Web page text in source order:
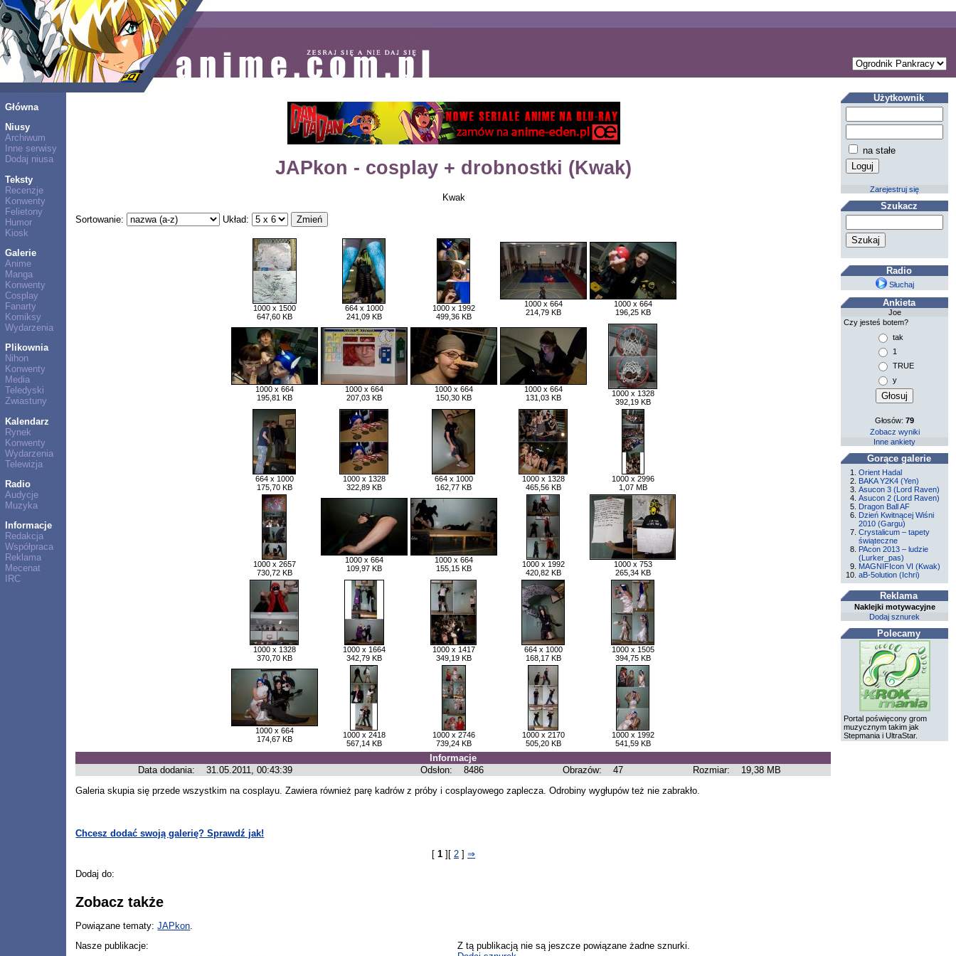
Główna
Niusy
Archiwum
Inne serwisy
Dodaj niusa
Teksty
Recenzje
Konwenty
Felietony
Humor
Kiosk
Galerie
Anime
Manga
Konwenty
Cosplay
Fanarty
Komiksy
Wydarzenia
Plikownia
Nihon
Konwenty
Media
Teledyski
Zwiastuny
Kalendarz
Rynek
Konwenty
Wydarzenia
Telewizja
Radio
Audycje
Muzyka
Informacje
Redakcja
Współpraca
Reklama
Mecenat
IRC
JAPkon - cosplay + drobnostki (Kwak)
Kwak
Sortowanie: Układ:
1000 x 1500
647,60 KB
664 x 1000
241,09 KB
1000 x 1992
499,36 KB
1000 x 664
214,79 KB
1000 x 664
196,25 KB
1000 x 664
195,81 KB
1000 x 664
207,03 KB
1000 x 664
150,30 KB
1000 x 664
131,03 KB
1000 x 1328
392,19 KB
664 x 1000
175,70 KB
1000 x 1328
322,89 KB
664 x 1000
162,77 KB
1000 x 1328
465,56 KB
1000 x 2996
1,07 MB
1000 x 2657
730,72 KB
1000 x 664
109,97 KB
1000 x 664
155,15 KB
1000 x 1992
420,82 KB
1000 x 753
265,34 KB
1000 x 1328
370,70 KB
1000 x 1664
342,79 KB
1000 x 1417
349,19 KB
664 x 1000
168,17 KB
1000 x 1505
394,75 KB
1000 x 664
174,67 KB
1000 x 2418
567,14 KB
1000 x 2746
739,24 KB
1000 x 2170
505,20 KB
1000 x 1992
541,59 KB
Informacje
Data dodania:
31.05.2011, 00:43:39 Odsłon: 8486 Obrazów: 47 Rozmiar:
19,38 MB
Galeria skupia się przede wszystkim na cosplayu. Zawiera również parę kadrów z próby i cosplayowego zaplecza. Odrobiny wygłupów też nie zabrakło.
Chcesz dodać swoją galerię? Sprawdź jak!
[ 1 ][ 2 ] ⇒
Dodaj do:
Zobacz także
Powiązane tematy:JAPkon
Nasze publikacje:
Z tą publikacją nie są jeszcze powiązane żadne sznurki.
Użytkownik
na stałe
Zarejestruj się
Szukacz
Radio
Słuchaj
Ankieta
Joe
Czy jesteś botem?
tak
1
TRUE
y
Głosów:79
Zobacz wyniki
Inne ankiety
Gorące galerie
Orient Hadal
BAKA Y2K4 (Yen)
Asucon 3 (Lord Raven)
Asucon 2 (Lord Raven)
Dragon Ball AF
Dzień Kwitnącej Wiśni
2010 (Gargu)
Crystalicum – tapety
świąteczne
PAcon 2013 – ludzie
(Lurker_pas)
MAGNIFIcon VI (Kwak)
aB-5olution (Ichri)
Reklama
Naklejki motywacyjne
Dodaj sznurek
Polecamy
Portal poświęcony grom
muzycznym takim jak
Stepmania i UltraStar.